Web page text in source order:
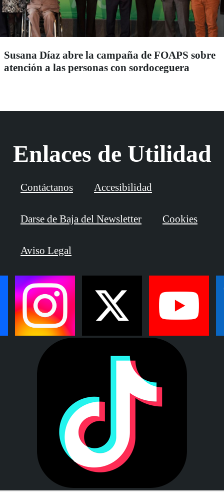
Susana Díaz abre la campaña de FOAPS sobre
atención a las personas con sordoceguera
Enlaces de Utilidad
Contáctanos Accesibilidad
Darse de Baja del Newsletter Cookies
Aviso Legal